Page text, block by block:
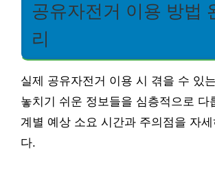
공유자전거 이용 방법
리
실제 공유자전거 이용 시 겪을 수 있
놓치기 쉬운 정보들을 심층적으로 다
계별 예상 소요 시간과 주의점을 자
다.